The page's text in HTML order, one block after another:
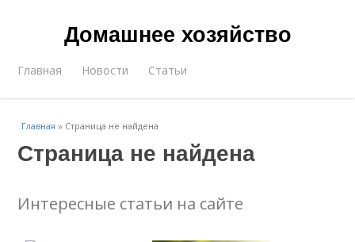
Домашнее хозяйство
Главная Новости Статьи
Главная » Страница не найдена
Страница не найдена
Интересные статьи на сайте